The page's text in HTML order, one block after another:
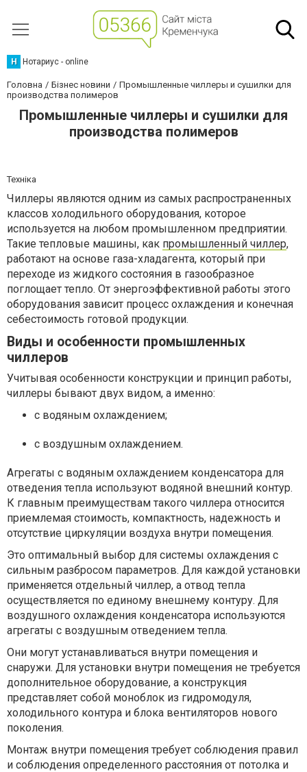
Н Нотариус - online
Головна Бізнес новини
Промышленные чиллеры и сушилки для
производства полимеров
Промышленные чиллеры и сушилки для
производства полимеров
Техніка
Чиллеры являются одним из самых распространенных
классов холодильного оборудования, которое
используется на любом промышленном предприятии.
Такие тепловые машины, как промышленный чиллер,
работают на основе газа-хладагента, который при
переходе из жидкого состояния в газообразное
поглощает тепло. От энергоэффективной работы этого
оборудования зависит процесс охлаждения и конечная
себестоимость готовой продукции.
Виды и особенности промышленных
чиллеров
Учитывая особенности конструкции и принцип работы,
чиллеры бывают двух видом, а именно:
с водяным охлаждением;
с воздушным охлаждением.
Агрегаты с водяным охлаждением конденсатора для
отведения тепла используют водяной внешний контур.
К главным преимуществам такого чиллера относится
приемлемая стоимость, компактность, надежность и
отсутствие циркуляции воздуха внутри помещения.
Это оптимальный выбор для системы охлаждения с
сильным разбросом параметров. Для каждой установки
применяется отдельный чиллер, а отвод тепла
осуществляется по единому внешнему контуру. Для
воздушного охлаждения конденсатора используются
агрегаты с воздушным отведением тепла.
Они могут устанавливаться внутри помещения и
снаружи. Для установки внутри помещения не требуется
дополнительное оборудование, а конструкция
представляет собой моноблок из гидромодуля,
холодильного контура и блока вентиляторов нового
поколения.
Монтаж внутри помещения требует соблюдения правил
и соблюдения определенного расстояния от потолка и